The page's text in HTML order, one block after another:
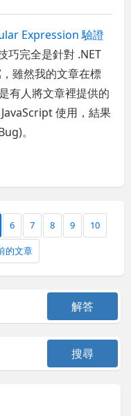
Expression 驗證
巧完全是針對 .NET
雖然我的文章在標
有人將文章裡提供的
使用，結果
。
6 7 8 9 10
的文章